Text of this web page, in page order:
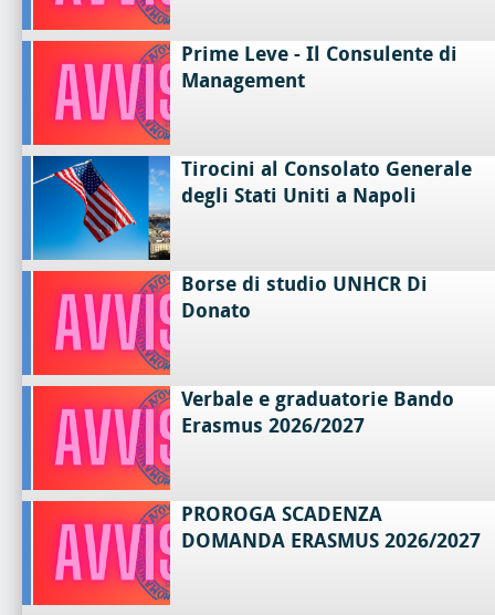
Prime Leve - Il Consulente di
Management
Tirocini al Consolato Generale
degli Stati Uniti a Napoli
Borse di studio UNHCR Di
Donato
Verbale e graduatorie Bando
Erasmus 2026/2027
PROROGA SCADENZA
DOMANDA ERASMUS 2026/2027